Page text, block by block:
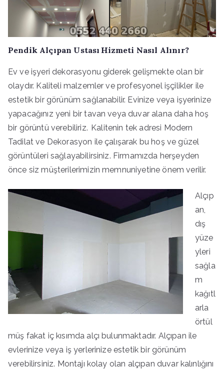
Pendik Alçıpan Ustası Hizmeti Nasıl Alınır?
Ev ve işyeri dekorasyonu giderek gelişmekte olan bir
olaydır. Kaliteli malzemler ve profesyonel işçilikler ile
estetik bir görünüm sağlanabilir. Evinize veya işyerinize
yapacağınız yeni bir tavan veya duvar alana daha hoş
bir görüntü verebiliriz. Kalitenin tek adresi Modern
Tadilat ve Dekorasyon ile çalışarak bu hoş ve güzel
görüntüleri sağlayabilirsiniz. Firmamızda herşeyden
önce siz müşterilerimizin memnuniyetine önem verilir.
Alçıp
an,
dış
yüze
yleri
sağla
m
kağıtl
arla
örtül
müş fakat iç kısımda alçı bulunmaktadır. Alçıpan ile
evlerinize veya iş yerlerinize estetik bir görünüm
verebilirsiniz. Montajı kolay olan alçıpan duvar kalınlığını